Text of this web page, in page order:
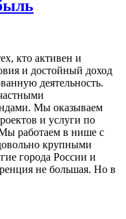
кто активен и
и достойный доход
деятельность.
Мы оказываем
и услуги по
работаем в нише с
крупными
города России и
не большая. Но в